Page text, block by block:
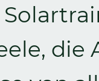
die